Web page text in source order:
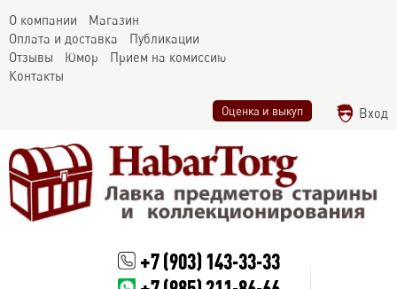
О компании
Магазин
Оплата и доставка
Публикации
Отзывы
Юмор
Прием на комиссию
Контакты
Оценка и выкуп Вход
+7 (903) 143-33-33